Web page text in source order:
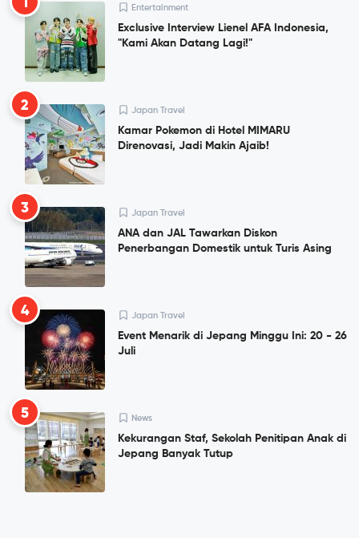
Entertainment
Exclusive Interview Lienel AFA Indonesia,
"Kami Akan Datang Lagi!"
2 Japan Travel
Kamar Pokemon di Hotel MIMARU
Direnovasi, Jadi Makin Ajaib!
3 Japan Travel
ANA dan JAL Tawarkan Diskon
Penerbangan Domestik untuk Turis Asing
4 Japan Travel
Event Menarik di Jepang Minggu Ini: 20 - 26
Juli
5 News
Kekurangan Staf, Sekolah Penitipan Anak di
Jepang Banyak Tutup